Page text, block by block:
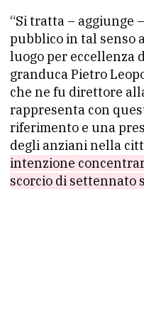
“Si tratta – aggiunge
pubblico in tal senso
luogo per eccellenza
granduca Pietro
che ne fu direttore
rappresenta con
riferimento e una
degli anziani nella
intenzione
scorcio di settennato